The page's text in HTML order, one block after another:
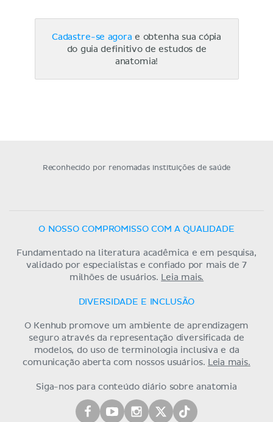
Cadastre-se agora e obtenha sua cópia
do guia definitivo de estudos de
anatomia!
Reconhecido por renomadas instituições de saúde
O NOSSO COMPROMISSO COM A QUALIDADE
Fundamentado na literatura acadêmica e em pesquisa,
validado por especialistas e confiado por mais de 7
milhões de usuários.
Leia mais.
DIVERSIDADE E INCLUSÃO
O Kenhub promove um ambiente de aprendizagem
seguro através da representação diversificada de
modelos, do uso de terminologia inclusiva e da
comunicação aberta com nossos usuários.
Leia mais.
Siga-nos para conteúdo diário sobre anatomia